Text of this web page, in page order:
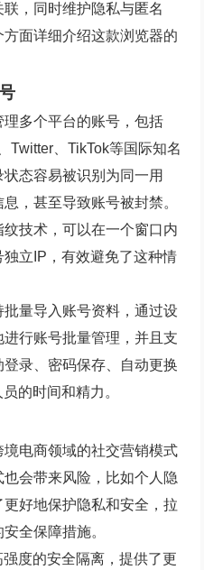
，同时维护隐私与匿名
面详细介绍这款浏览器的
多个平台的账号，包括
Twitter、TikTok等国际知名
态容易被识别为同一用
，甚至导致账号被封禁。
技术，可以在一个窗口内
立IP，有效避免了这种情
量导入账号资料，通过设
行账号批量管理，并且支
录、密码保存、自动更换
的时间和精力。
电商领域的社交营销模式
会带来风险，比如个人隐
好地保护隐私和安全，拉
全保障措施。
度的安全隔离，提供了更